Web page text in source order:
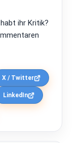
ihr Kritik?
X / Twitter
LinkedIn